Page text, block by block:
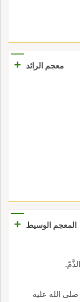
معجم الرائد
+
المعجم الوسيط
+
الله عليه